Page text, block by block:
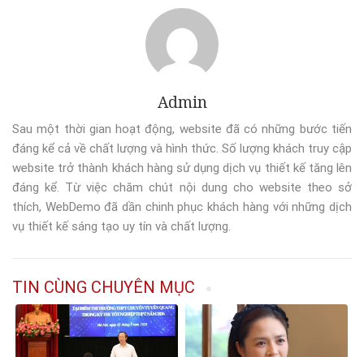
Admin
Sau một thời gian hoạt động, website đã có những bước tiến
đáng kể cả về chất lượng và hình thức. Số lượng khách truy cập
website trở thành khách hàng sử dụng dịch vụ thiết kế tăng lên
đáng kể. Từ việc chăm chút nội dung cho website theo sở
thích, WebDemo đã dần chinh phục khách hàng với những dịch
vụ thiết kế sáng tạo uy tín và chất lượng.
TIN CÙNG CHUYÊN MỤC